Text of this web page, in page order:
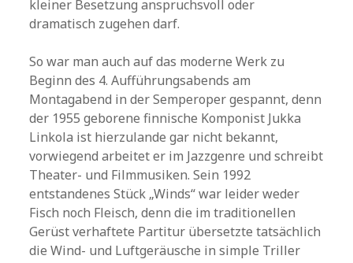
kleiner Besetzung anspruchsvoll oder
dramatisch zugehen darf.
So war man auch auf das moderne Werk zu
Beginn des 4. Aufführungsabends am
Montagabend in der Semperoper gespannt, denn
der 1955 geborene finnische Komponist Jukka
Linkola ist hierzulande gar nicht bekannt,
vorwiegend arbeitet er im Jazzgenre und schreibt
Theater- und Filmmusiken. Sein 1992
entstandenes Stück „Winds“ war leider weder
Fisch noch Fleisch, denn die im traditionellen
Gerüst verhaftete Partitur übersetzte tatsächlich
die Wind- und Luftgeräusche in simple Triller